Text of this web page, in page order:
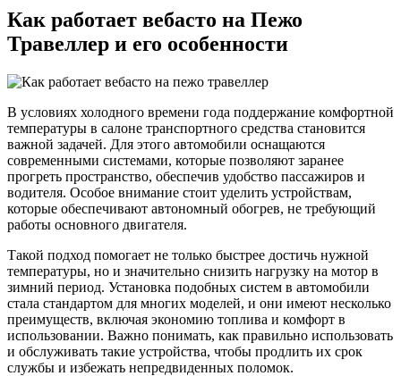
Как работает вебасто на Пежо
Травеллер и его особенности
В условиях холодного времени года поддержание комфортной
температуры в салоне транспортного средства становится
важной задачей. Для этого автомобили оснащаются
современными системами, которые позволяют заранее
прогреть пространство, обеспечив удобство пассажиров и
водителя. Особое внимание стоит уделить устройствам,
которые обеспечивают автономный обогрев, не требующий
работы основного двигателя.
Такой подход помогает не только быстрее достичь нужной
температуры, но и значительно снизить нагрузку на мотор в
зимний период. Установка подобных систем в автомобили
стала стандартом для многих моделей, и они имеют несколько
преимуществ, включая экономию топлива и комфорт в
использовании. Важно понимать, как правильно использовать
и обслуживать такие устройства, чтобы продлить их срок
службы и избежать непредвиденных поломок.